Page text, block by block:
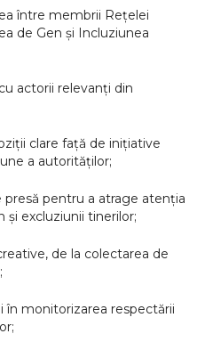
între membrii Rețelei
de Gen și Incluziunea
actorii relevanți din
clare față de inițiative
a autorităților;
pentru a atrage atenția
și excluziunii tinerilor;
de la colectarea de
monitorizarea respectării